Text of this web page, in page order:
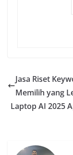
Jasa Riset
Memilih yang
Laptop AI 2025